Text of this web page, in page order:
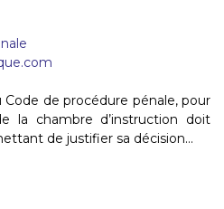
Code de procédure pénale, pour
la chambre d’instruction doit
de justifier sa décision...